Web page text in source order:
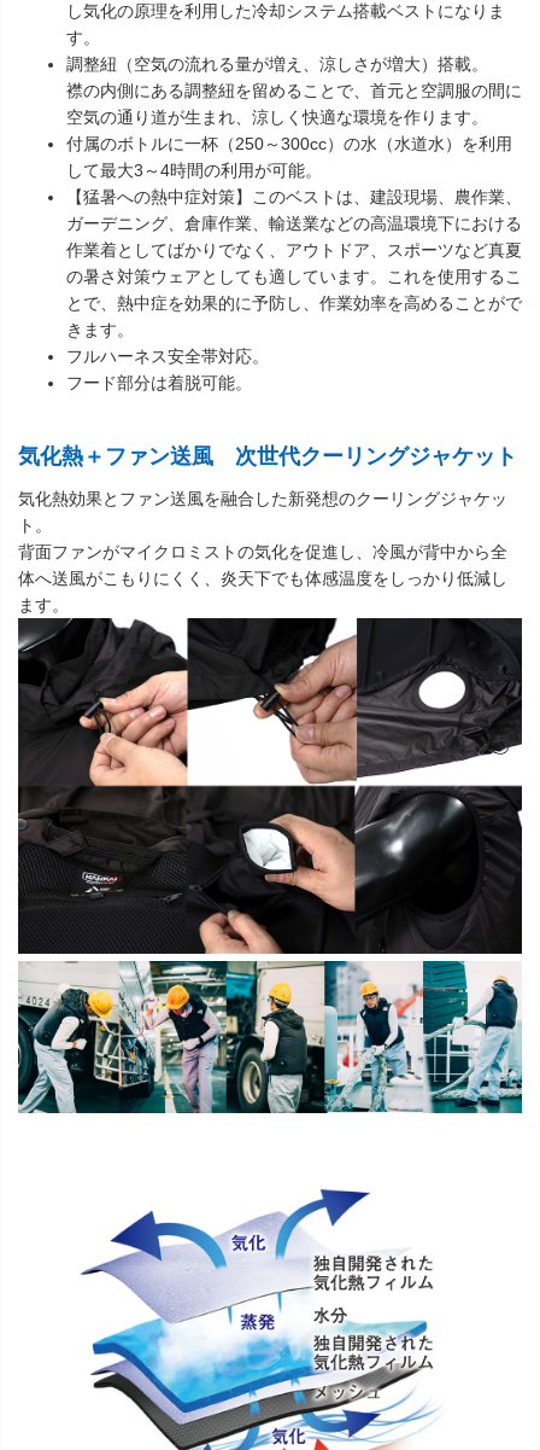
し気化の原理を利用した冷却システム搭載ベストになりま
す。
調整紐（空気の流れる量が増え、涼しさが増大）搭載。
襟の内側にある調整紐を留めることで、首元と空調服の間に
空気の通り道が生まれ、涼しく快適な環境を作ります。
付属のボトルに一杯（250～300cc）の水（水道水）を利用
して最大3～4時間の利用が可能。
【猛暑への熱中症対策】このベストは、建設現場、農作業、
ガーデニング、倉庫作業、輸送業などの高温環境下における
作業着としてばかりでなく、アウトドア、スポーツなど真夏
の暑さ対策ウェアとしても適しています。これを使用するこ
とで、熱中症を効果的に予防し、作業効率を高めることがで
きます。
フルハーネス安全帯対応。
フード部分は着脱可能。
気化熱＋ファン送風 次世代クーリングジャケット
気化熱効果とファン送風を融合した新発想のクーリングジャケッ
ト。
背面ファンがマイクロミストの気化を促進し、冷風が背中から全
体へ送風がこもりにくく、炎天下でも体感温度をしっかり低減し
ます。